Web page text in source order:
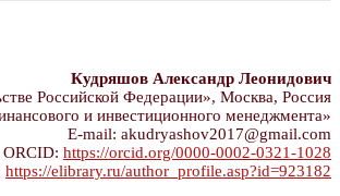
Кудряшов Александр Леонидович
Российской Федерации», Москва, Россия
и инвестиционного менеджмента»
E-mail: akudryashov2017@gmail.com
ORCID: https://orcid.org/0000-0002-0321-1028
https://elibrary.ru/author_profile.asp?id=923182